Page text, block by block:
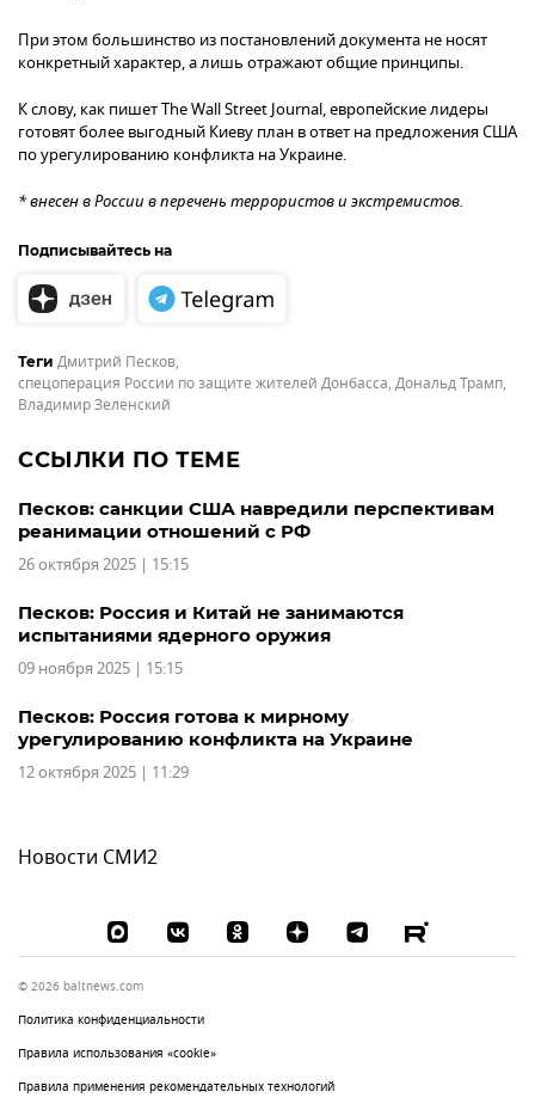
При этом большинство из постановлений документа не носят
конкретный характер, а лишь отражают общие принципы.
К слову, как пишет The Wall Street Journal, европейские лидеры
готовят более выгодный Киеву план в ответ на предложения США
по урегулированию конфликта на Украине.
* внесен в России в перечень террористов и экстремистов.
Подписывайтесь на
Теги Дмитрий Песков,
спецоперация России по защите жителей Донбасса, Дональд Трамп,
Владимир Зеленский
ССЫЛКИ ПО ТЕМЕ
Песков: санкции США навредили перспективам
реанимации отношений с РФ
26 октября 2025 | 15:15
Песков: Россия и Китай не занимаются
испытаниями ядерного оружия
09 ноября 2025 | 15:15
Песков: Россия готова к мирному
урегулированию конфликта на Украине
12 октября 2025 | 11:29
Новости СМИ2
© 2026 baltnews.com
Политика конфиденциальности
Правила использования «cookie»
Правила применения рекомендательных технологий